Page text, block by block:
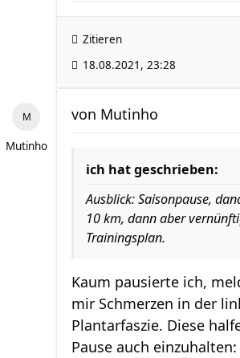
Zitieren
18.08.2021, 23:28
Mutinho
von Mutinho
ich hat geschrieben:
Ausblick: Saisonpause,
10 km, dann aber
Trainingsplan.
Kaum pausierte ich,
mir Schmerzen in der
Plantarfaszie. Diese
Pause auch